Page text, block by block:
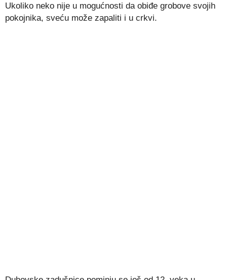
Ukoliko neko nije u mogućnosti da obiđe grobove svojih
pokojnika, sveću može zapaliti i u crkvi.